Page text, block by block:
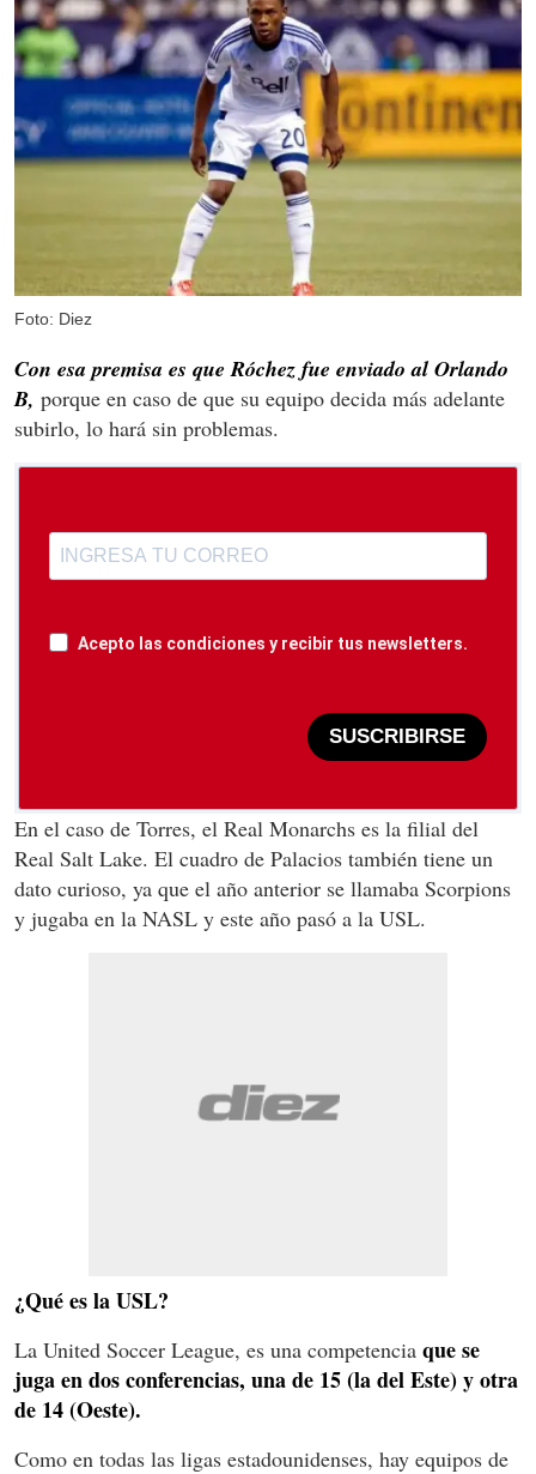
Foto: Diez
Con esa premisa es que Róchez fue enviado al Orlando
B, porque en caso de que su equipo decida más adelante
subirlo, lo hará sin problemas.
Acepto las condiciones y recibir tus newsletters.
SUSCRIBIRSE
En el caso de Torres, el Real Monarchs es la filial del
Real Salt Lake. El cuadro de Palacios también tiene un
dato curioso, ya que el año anterior se llamaba Scorpions
y jugaba en la NASL y este año pasó a la USL.
¿Qué es la USL?
La United Soccer League, es una competencia que se
juga en dos conferencias, una de 15 (la del Este) y otra
de 14 (Oeste).
Como en todas las ligas estadounidenses, hay equipos de